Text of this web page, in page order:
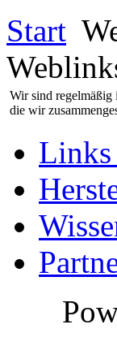
Start
Wir sind regelmäßig
die wir
Links